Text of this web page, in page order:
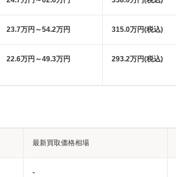
23.7万円～54.2万円 315.0万円(税込)
22.6万円～49.3万円 293.2万円(税込)
最新買取価格相場
-